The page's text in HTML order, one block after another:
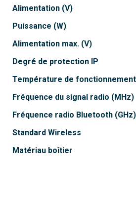
806SA-0140
GATEWAY WIFI
Passerelle pour connecter
Bluetooth
Alimentation (V)
Puissance (W)
Alimentation max. (V)
Degré de protection IP
Température de fonctionnement
Fréquence du signal radio (MHz)
Fréquence radio Bluetooth (GHz)
Standard Wireless
Matériau boîtier